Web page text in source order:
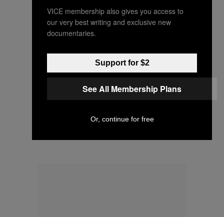
Een foto die is geplaatst door Eva
Stalinski (@evastalinski)op
3 Nov 2015 om 11:42 PST
VICE membership also gives you access to
our very best writing and exclusive new
documentaries.
Support for $2
See All Membership Plans
Or, continue for free